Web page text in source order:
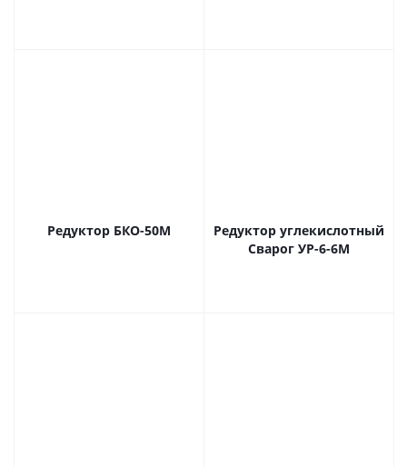
Редуктор БКО-50М
Редуктор углекислотный
Сварог УР-6-6М